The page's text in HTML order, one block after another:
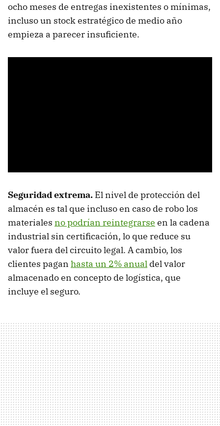
ocho meses de entregas inexistentes o mínimas,
incluso un stock estratégico de medio año
empieza a parecer insuficiente.
Seguridad extrema. El nivel de protección del
almacén es tal que incluso en caso de robo los
materiales no podrían reintegrarse en la cadena
industrial sin certificación, lo que reduce su
valor fuera del circuito legal. A cambio, los
clientes pagan hasta un 2% anual del valor
almacenado en concepto de logística, que
incluye el seguro.